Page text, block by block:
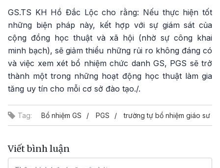
GS.TS KH Hồ Đắc Lộc cho rằng: Nếu thực hiện tốt
những biện pháp này, kết hợp với sự giám sát của
cộng đồng học thuật và xã hội (nhờ sự công khai
minh bạch), sẽ giảm thiểu những rủi ro không đáng có
và việc xem xét bổ nhiệm chức danh GS, PGS sẽ trở
thành một trong những hoạt động học thuật làm gia
tăng uy tín cho mỗi cơ sở đào tạo./.
Tag: Bổ nhiệm GS PGS trường tự bổ nhiệm giáo sư
Viết bình luận